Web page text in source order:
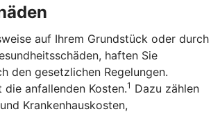
auf Ihrem Grundstück oder durch
haften Sie
den gesetzlichen Regelungen.
die anfallenden Kosten.1 Dazu zählen
Krankenhauskosten,